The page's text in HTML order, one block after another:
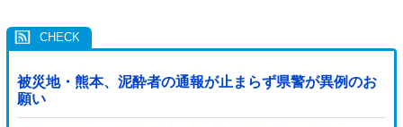
被災地・熊本、泥酔者の通報が止まらず県警が異例のお
願い